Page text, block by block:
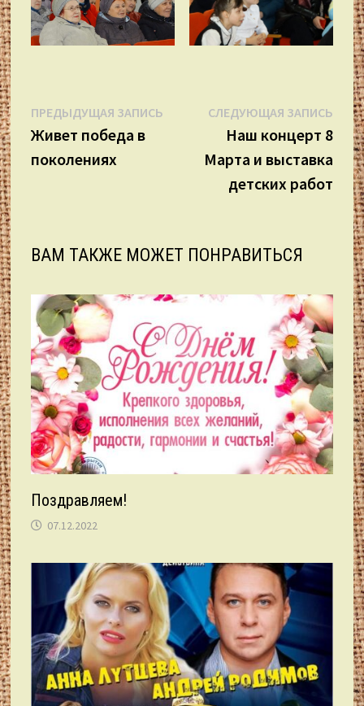
Навигация
по
ПРЕДЫДУЩАЯ ЗАПИСЬ Предыдущая
Живет победа в
поколениях
СЛЕДУЮЩАЯ ЗАПИСЬ
Наш концерт 8
Марта и выставка
детских работ
ВАМ ТАКЖЕ МОЖЕТ ПОНРАВИТЬСЯ
Поздравляем!
07.12.2022